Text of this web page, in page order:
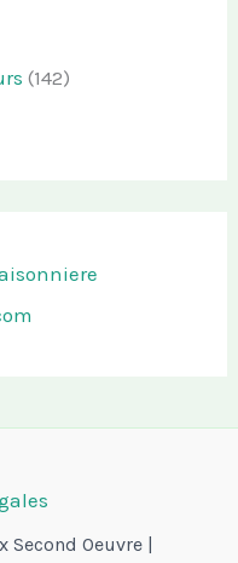
(142)
Second Oeuvre |